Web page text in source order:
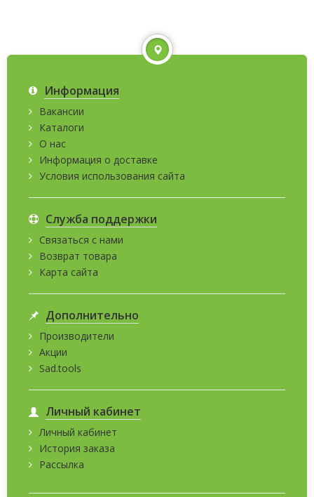
Информация
Вакансии
Каталоги
О нас
Информация о доставке
Условия использования сайта
Служба поддержки
Связаться с нами
Возврат товара
Карта сайта
Дополнительно
Производители
Акции
Sad.tools
Личный кабинет
Личный кабинет
История заказа
Рассылка